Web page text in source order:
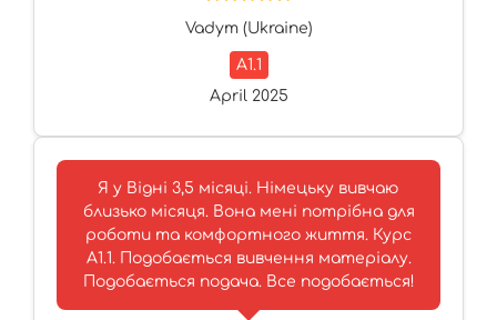
Vadym (Ukraine)
A1.1
April 2025
Я у Відні 3,5 місяці. Німецьку вивчаю
близько місяця. Вона мені потрібна для
роботи та комфортного життя. Курс
A1.1. Подобається вивчення матеріалу.
Подобається подача. Все подобається!